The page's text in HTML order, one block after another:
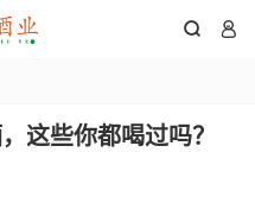
 
这些你都喝过吗？